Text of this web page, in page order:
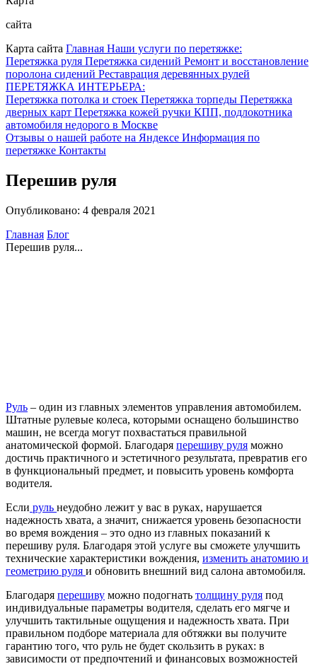
сайта
Карта сайта Главная Наши услуги по перетяжке:
Перетяжка руля Перетяжка сидений Ремонт и восстановление
поролона сидений Реставрация деревянных рулей
ПЕРЕТЯЖКА ИНТЕРЬЕРА:
Перетяжка потолка и стоек Перетяжка торпеды Перетяжка
дверных карт Перетяжка кожей ручки КПП, подлокотника
автомобиля недорого в Москве
Отзывы о нашей работе на Яндексе Информация по
перетяжке Контакты
Перешив руля
Опубликовано: 4 февраля 2021
Главная Блог
Перешив руля...
Руль – один из главных элементов управления автомобилем.
Штатные рулевые колеса, которыми оснащено большинство
машин, не всегда могут похвастаться правильной
анатомической формой. Благодаря перешиву руля можно
достичь практичного и эстетичного результата, превратив его
в функциональный предмет, и повысить уровень комфорта
водителя.
Если руль неудобно лежит у вас в руках, нарушается
надежность хвата, а значит, снижается уровень безопасности
во время вождения – это одно из главных показаний к
перешиву руля. Благодаря этой услуге вы сможете улучшить
технические характеристики вождения, изменить анатомию и
геометрию руля и обновить внешний вид салона автомобиля.
Благодаря перешиву можно подогнать толщину руля под
индивидуальные параметры водителя, сделать его мягче и
улучшить тактильные ощущения и надежность хвата. При
правильном подборе материала для обтяжки вы получите
гарантию того, что руль не будет скользить в руках: в
зависимости от предпочтений и финансовых возможностей